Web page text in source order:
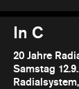
In C
20 Jahre
Samstag